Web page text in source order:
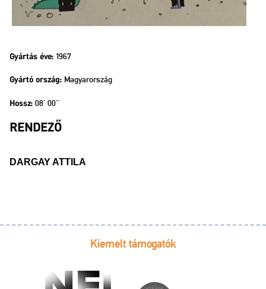
Gyártás éve: 1967
Gyártó ország: Magyarország
Hossz: 08' 00''
RENDEZŐ
DARGAY ATTILA
Kiemelt támogatók